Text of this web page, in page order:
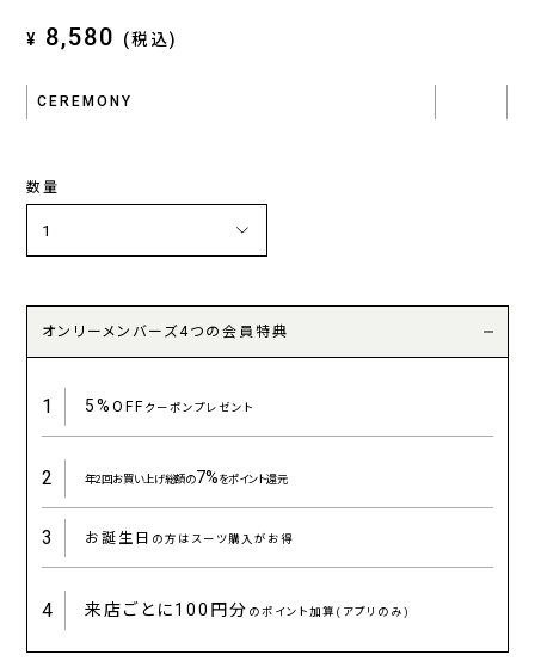
¥ 8,580 (税込)
CEREMONY
数量
オンリーメンバーズ4つの会員特典
1 5%OFFクーポンプレゼント
2 年2回お買い上げ総額の7%をポイント還元
3 お誕生日 の方はスーツ購入がお得
4 来店ごとに100円分 のポイント加算(アプリのみ)